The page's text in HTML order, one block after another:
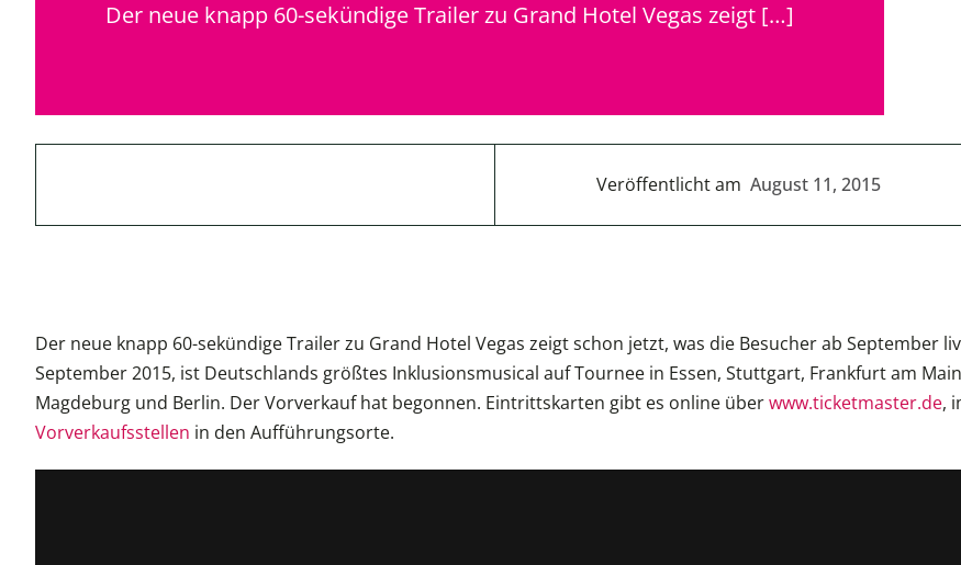
Der neue knapp 60-sekündige Trailer zu Grand Hotel Vegas zeigt […]
Veröffentlicht am August 11, 2015
Der neue knapp 60-sekündige Trailer zu Grand Hotel Vegas zeigt schon jetzt, was die Besucher ab September
September 2015, ist Deutschlands größtes Inklusionsmusical auf Tournee in Essen, Stuttgart, Frankfurt am
Magdeburg und Berlin. Der Vorverkauf hat begonnen. Eintrittskarten gibt es online überwww.ticketmaster.de,
Vorverkaufsstellen in den Aufführungsorte.